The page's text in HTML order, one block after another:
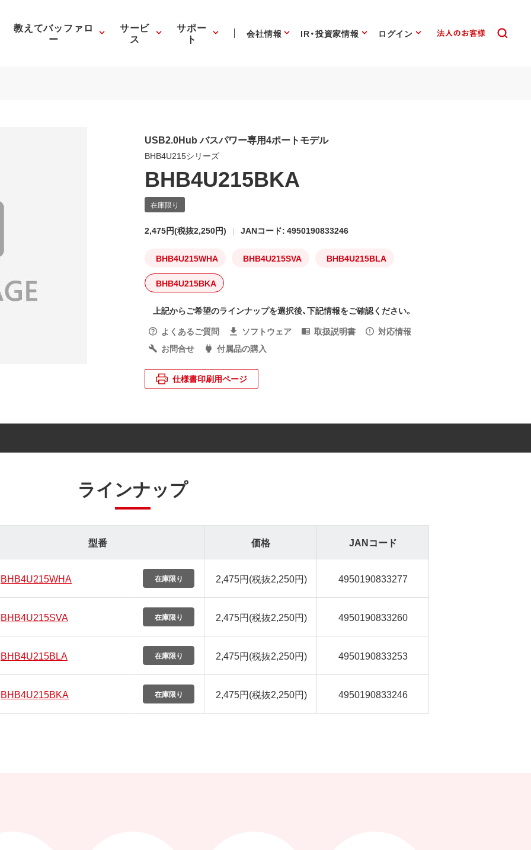
教えてバッファロ
ー
サービ
ス
サポー
ト 会社情報 IR・投資家情報 ログイン
USB2.0Hub バスパワー専用4ポートモデル
BHB4U215シリーズ
BHB4U215BKA
2,475円(税抜2,250円) JANコード: 4950190833246
BHB4U215WHA BHB4U215SVA BHB4U215BLA
BHB4U215BKA
上記からご希望のラインナップを選択後、下記情報をご確認ください。
よくあるご質問
ソフトウェア 取扱説明書
対応情報
お問合せ
付属品の購入
仕様書印刷用ページ
ラインナップ
型番 価格 JANコード
BHB4U215WHA 2,475円(税抜2,250円) 4950190833277
BHB4U215SVA 2,475円(税抜2,250円) 4950190833260
BHB4U215BLA 2,475円(税抜2,250円) 4950190833253
BHB4U215BKA 2,475円(税抜2,250円) 4950190833246